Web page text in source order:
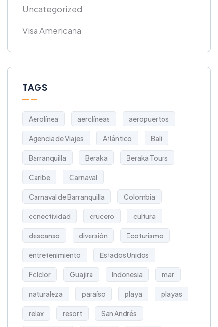
Uncategorized
Visa Americana
TAGS
Aerolínea aerolíneas aeropuertos
Agencia de Viajes Atlántico Bali
Barranquilla Beraka Beraka Tours
Caribe Carnaval
Carnaval de Barranquilla Colombia
conectividad crucero cultura
descanso diversión Ecoturismo
entretenimiento Estados Unidos
Folclor Guajira Indonesia mar
naturaleza paraíso playa playas
relax resort San Andrés